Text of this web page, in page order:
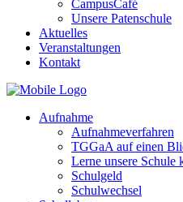
CampusCafé
Unsere Patenschule
Aktuelles
Veranstaltungen
Kontakt
Aufnahme
Aufnahmeverfahren
TGGaA auf einen
Lerne unsere Schule
Schulgeld
Schulwechsel